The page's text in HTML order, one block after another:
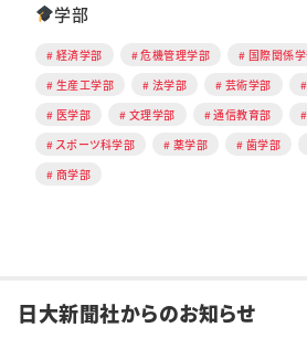
学部
経済学部 危機管理学部 国際関係
生産工学部
法学部 芸術学部
医学部
文理学部 通信教育部
スポーツ科学部
薬学部 歯学部
商学部
日大新聞社からのお知らせ